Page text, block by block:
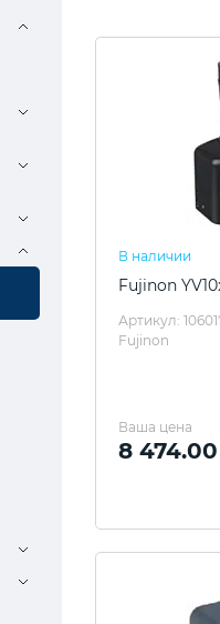
В наличии
Fujinon
Артикул:
Fujinon
Ваша цена
8